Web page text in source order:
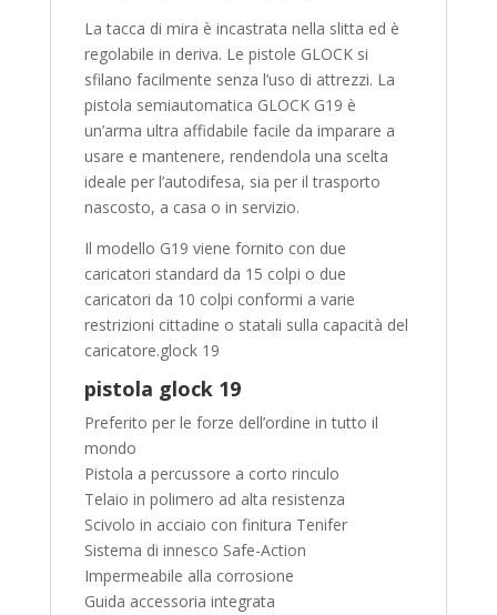
La tacca di mira è incastrata nella slitta ed è
regolabile in deriva. Le pistole GLOCK si
sfilano facilmente senza l’uso di attrezzi. La
pistola semiautomatica GLOCK G19 è
un’arma ultra affidabile facile da imparare a
usare e mantenere, rendendola una scelta
ideale per l’autodifesa, sia per il trasporto
nascosto, a casa o in servizio.
Il modello G19 viene fornito con due
caricatori standard da 15 colpi o due
caricatori da 10 colpi conformi a varie
restrizioni cittadine o statali sulla capacità del
caricatore.glock 19
pistola glock 19
Preferito per le forze dell’ordine in tutto il
mondo
Pistola a percussore a corto rinculo
Telaio in polimero ad alta resistenza
Scivolo in acciaio con finitura Tenifer
Sistema di innesco Safe-Action
Impermeabile alla corrosione
Guida accessoria integrata